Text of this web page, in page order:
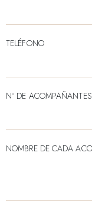
TELÉFONO
Nº DE ACOMPAÑANTES
NOMBRE DE CADA